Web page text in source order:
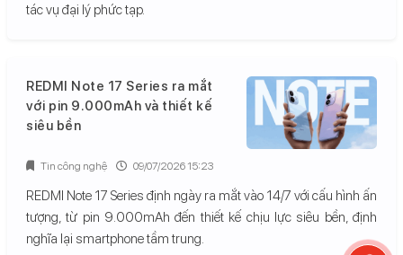
tác vụ đại lý phức tạp.
REDMI Note 17 Series ra mắt
với pin 9.000mAh và thiết kế
siêu bền
REDMI Note 17 Series định ngày ra mắt vào 14/7 với cấu hình ấn
tượng, từ pin 9.000mAh đến thiết kế chịu lực siêu bền, định
nghĩa lại smartphone tầm trung.
Tin công nghệ 09/07/2026 15:23